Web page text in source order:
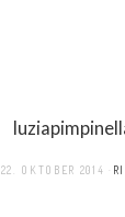
22. OKTOBER 2014